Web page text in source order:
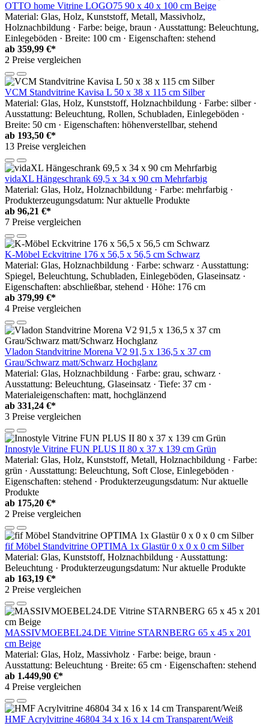
OTTO home Vitrine LOGO75 90 x 40 x 100 cm Beige
Material: Glas, Holz, Kunststoff, Metall, Massivholz,
Holznachbildung · Farbe: beige, braun · Ausstattung: Beleuchtung,
Einlegeböden · Breite: 100 cm · Eigenschaften: stehend
ab 359,99 €*
2 Preise vergleichen
VCM Standvitrine Kavisa L 50 x 38 x 115 cm Silber
Material: Glas, Holz, Kunststoff, Holznachbildung · Farbe: silber ·
Ausstattung: Beleuchtung, Rollen, Schubladen, Einlegeböden ·
Breite: 50 cm · Eigenschaften: höhenverstellbar, stehend
ab 193,50 €*
13 Preise vergleichen
vidaXL Hängeschrank 69,5 x 34 x 90 cm Mehrfarbig
Material: Glas, Holz, Holznachbildung · Farbe: mehrfarbig ·
Produkterzeugungsdatum: Nur aktuelle Produkte
ab 96,21 €*
7 Preise vergleichen
K-Möbel Eckvitrine 176 x 56,5 x 56,5 cm Schwarz
Material: Glas, Holznachbildung · Farbe: schwarz · Ausstattung:
Spiegel, Beleuchtung, Schubladen, Einlegeböden, Glaseinsatz ·
Eigenschaften: abschließbar, stehend · Höhe: 176 cm
ab 379,99 €*
4 Preise vergleichen
Vladon Standvitrine Morena V2 91,5 x 136,5 x 37 cm
Grau/Schwarz matt/Schwarz Hochglanz
Material: Glas, Holznachbildung · Farbe: grau, schwarz ·
Ausstattung: Beleuchtung, Glaseinsatz · Tiefe: 37 cm ·
Materialeigenschaften: matt, hochglänzend
ab 331,24 €*
3 Preise vergleichen
Innostyle Vitrine FUN PLUS II 80 x 37 x 139 cm Grün
Material: Glas, Holz, Kunststoff, Metall, Holznachbildung · Farbe:
grün · Ausstattung: Beleuchtung, Soft Close, Einlegeböden ·
Eigenschaften: stehend · Produkterzeugungsdatum: Nur aktuelle
Produkte
ab 175,20 €*
2 Preise vergleichen
fif Möbel Standvitrine OPTIMA 1x Glastür 0 x 0 x 0 cm Silber
Material: Glas, Kunststoff, Holznachbildung · Ausstattung:
Beleuchtung · Produkterzeugungsdatum: Nur aktuelle Produkte
ab 163,19 €*
2 Preise vergleichen
MASSIVMOEBEL24.DE Vitrine STARNBERG 65 x 45 x 201
cm Beige
Material: Glas, Holz, Massivholz · Farbe: beige, braun ·
Ausstattung: Beleuchtung · Breite: 65 cm · Eigenschaften: stehend
ab 1.449,90 €*
4 Preise vergleichen
HMF Acrylvitrine 46804 34 x 16 x 14 cm Transparent/Weiß